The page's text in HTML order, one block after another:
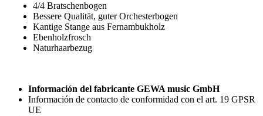
4/4 Bratschenbogen
Bessere Qualität, guter Orchesterbogen
Kantige Stange aus Fernambukholz
Ebenholzfrosch
Naturhaarbezug
Información del fabricante GEWA music GmbH
Información de contacto de conformidad con el art. 19 GPSR
UE